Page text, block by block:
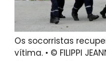
Os socorristas
vítima. • © FILIPPI